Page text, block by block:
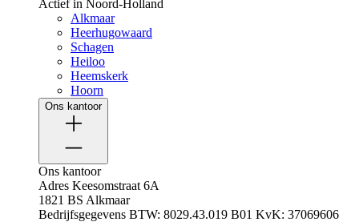
Actief in Noord-Holland
Alkmaar
Heerhugowaard
Schagen
Heiloo
Heemskerk
Hoorn
Ons kantoor
Ons kantoor
Adres Keesomstraat 6A
1821 BS Alkmaar
Bedrijfsgegevens BTW: 8029.43.019 B01 KvK: 37069606